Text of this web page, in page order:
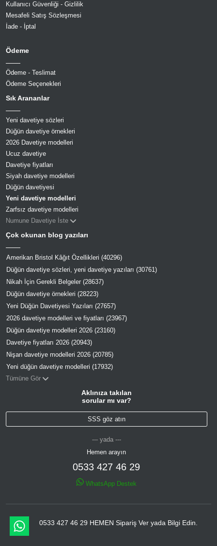
Kullanıcı Güvenliği - Gizlilik
Mesafeli Satış Sözleşmesi
İade - İptal
Ödeme
Ödeme - Teslimat
Ödeme Seçenekleri
Sık Arananlar
Yeni davetiye sözleri
Düğün davetiye örnekleri
2026 Davetiye modelleri
Ucuz davetiye
Davetiye fiyatları
Siyah davetiye modelleri
Düğün davetiyesi
Yeni davetiye modelleri
Zarfsız davetiye modelleri
Numune Davetiye İste
Çok okunan blog yazıları
Amerikan Bristol Kâğıt Özellikleri (40296)
Düğün davetiye sözleri, yeni davetiye yazıları (30761)
Nikah İçin Gerekli Belgeler (28637)
Düğün davetiye örnekleri (28223)
Yeni Düğün Davetiyesi Yazıları (27657)
2026 davetiye modelleri ve fiyatları (23967)
Düğün davetiye modelleri 2026 (23160)
Davetiye fiyatları 2026 (20943)
Nişan davetiye modelleri 2026 (20785)
Yeni düğün davetiye modelleri (17932)
Tümüne Gör
Aklınıza takılan
sorular mı var?
SSS göz atın
--- yada ---
Hemen arayın
0533 427 46 29
WhatsApp Destek
0533 427 46 29 HEMEN Sipariş Ver yada Bilgi Edin.